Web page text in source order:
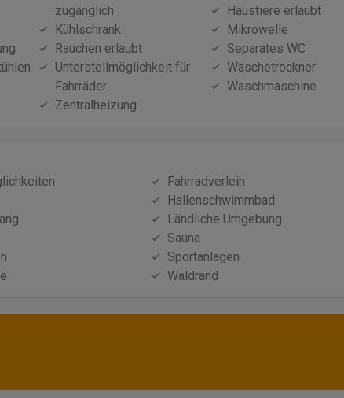
zugänglich
Haustiere erlaubt
Kühlschrank
Mikrowelle
Rauchen erlaubt
Separates WC
Unterstellmöglichkeit für
Fahrräder
Wäschetrockner
Waschmaschine
Zentralheizung
Fahrradverleih
Hallenschwimmbad
Ländliche Umgebung
Sauna
Sportanlagen
Waldrand